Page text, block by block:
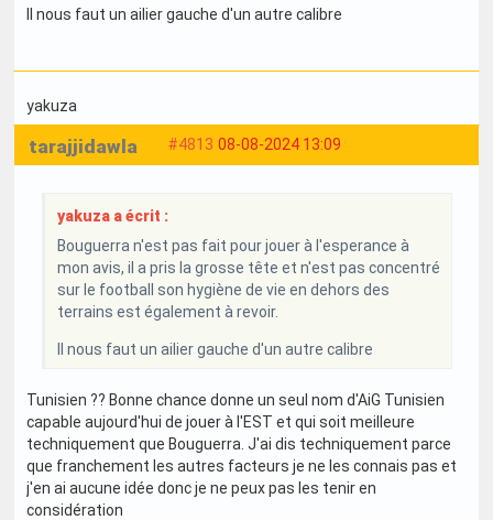
Il nous faut un ailier gauche d'un autre calibre
yakuza
#4813 08-08-2024 13:09
tarajjidawla
yakuza a écrit :
Bouguerra n'est pas fait pour jouer à l'esperance à
mon avis, il a pris la grosse tête et n'est pas concentré
sur le football son hygiène de vie en dehors des
terrains est également à revoir.
Il nous faut un ailier gauche d'un autre calibre
Tunisien ?? Bonne chance donne un seul nom d'AiG Tunisien
capable aujourd'hui de jouer à l'EST et qui soit meilleure
techniquement que Bouguerra. J'ai dis techniquement parce
que franchement les autres facteurs je ne les connais pas et
j'en ai aucune idée donc je ne peux pas les tenir en
considération